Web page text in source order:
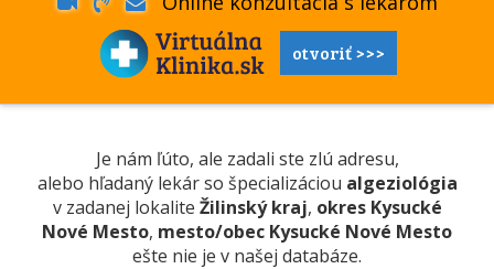
otvoriť >>>
Je nám ľúto, ale zadali ste zlú adresu,
alebo hľadaný lekár so špecializáciou algeziológia
v zadanej lokalite Žilinský kraj, okres Kysucké
Nové Mesto, mesto/obec Kysucké Nové Mesto
ešte nie je v našej databáze.